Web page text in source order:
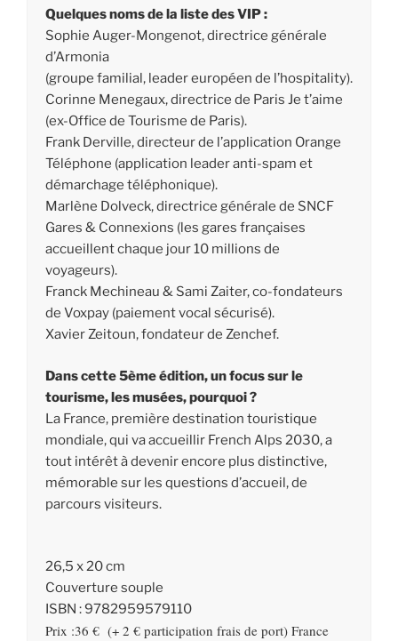
Quelques noms de la liste des VIP :
Sophie Auger-Mongenot, directrice générale
d’Armonia
(groupe familial, leader européen de l’hospitality).
Corinne Menegaux, directrice de Paris Je t’aime
(ex-Office de Tourisme de Paris).
Frank Derville, directeur de l’application Orange
Téléphone (application leader anti-spam et
démarchage téléphonique).
Marlène Dolveck, directrice générale de SNCF
Gares & Connexions (les gares françaises
accueillent chaque jour 10 millions de
voyageurs).
Franck Mechineau & Sami Zaiter, co-fondateurs
de Voxpay (paiement vocal sécurisé).
Xavier Zeitoun, fondateur de Zenchef.
Dans cette 5ème édition, un focus sur le
tourisme, les musées, pourquoi ?
La France, première destination touristique
mondiale, qui va accueillir French Alps 2030, a
tout intérêt à devenir encore plus distinctive,
mémorable sur les questions d’accueil, de
parcours visiteurs.
26,5 x 20 cm
Couverture souple
ISBN : 9782959579110
Prix :36 € (+ 2 € participation frais de port) France